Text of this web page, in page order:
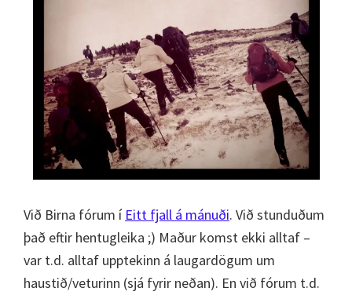
Við Birna fórum í Eitt fjall á mánuði. Við stunduðum
það eftir hentugleika ;) Maður komst ekki alltaf –
var t.d. alltaf upptekinn á laugardögum um
haustið/veturinn (sjá fyrir neðan). En við fórum t.d.